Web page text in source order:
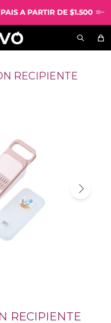
RECIPIENTE
RECIPIENTE